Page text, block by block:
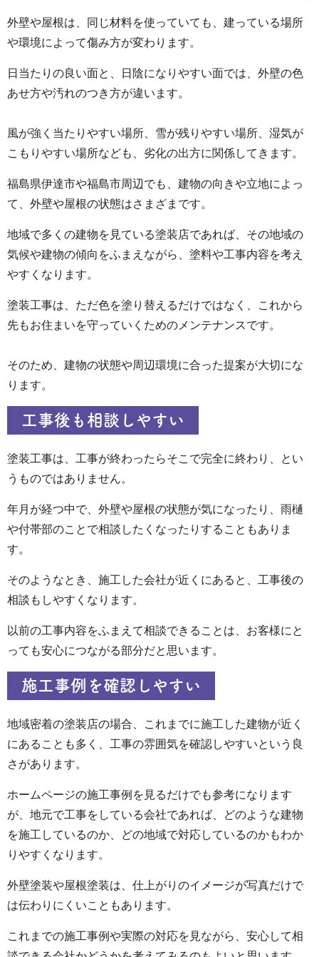
外壁や屋根は、同じ材料を使っていても、建っている場所
や環境によって傷み方が変わります。
日当たりの良い面と、日陰になりやすい面では、外壁の色
あせ方や汚れのつき方が違います。
風が強く当たりやすい場所、雪が残りやすい場所、湿気が
こもりやすい場所なども、劣化の出方に関係してきます。
福島県伊達市や福島市周辺でも、建物の向きや立地によっ
て、外壁や屋根の状態はさまざまです。
地域で多くの建物を見ている塗装店であれば、その地域の
気候や建物の傾向をふまえながら、塗料や工事内容を考え
やすくなります。
塗装工事は、ただ色を塗り替えるだけではなく、これから
先もお住まいを守っていくためのメンテナンスです。
そのため、建物の状態や周辺環境に合った提案が大切にな
ります。
工事後も相談しやすい
塗装工事は、工事が終わったらそこで完全に終わり、とい
うものではありません。
年月が経つ中で、外壁や屋根の状態が気になったり、雨樋
や付帯部のことで相談したくなったりすることもありま
す。
そのようなとき、施工した会社が近くにあると、工事後の
相談もしやすくなります。
以前の工事内容をふまえて相談できることは、お客様にと
っても安心につながる部分だと思います。
施工事例を確認しやすい
地域密着の塗装店の場合、これまでに施工した建物が近く
にあることも多く、工事の雰囲気を確認しやすいという良
さがあります。
ホームページの施工事例を見るだけでも参考になります
が、地元で工事をしている会社であれば、どのような建物
を施工しているのか、どの地域で対応しているのかもわか
りやすくなります。
外壁塗装や屋根塗装は、仕上がりのイメージが写真だけで
は伝わりにくいこともあります。
これまでの施工事例や実際の対応を見ながら、安心して相